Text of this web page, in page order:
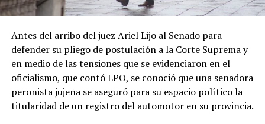
Antes del arribo del juez Ariel Lijo al Senado para
defender su pliego de postulación a la Corte Suprema y
en medio de las tensiones que se evidenciaron en el
oficialismo, que contó LPO, se conoció que una senadora
peronista jujeña se aseguró para su espacio político la
titularidad de un registro del automotor en su provincia.